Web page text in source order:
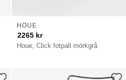
Houe, Click fotpall mörkgrå
HOUE
2265 kr